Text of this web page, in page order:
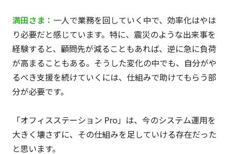
満田さま： 一人で業務を回していく中で、効率化はやは
り必要だと感じています。特に、震災のような出来事を
経験すると、顧問先が減ることもあれば、逆に急に負荷
が高まることもある。そうした変化の中でも、自分がや
るべき支援を続けていくには、仕組みで助けてもらう部
分が必要です。
「オフィスステーション Pro」は、今のシステム運用を
大きく壊さずに、その仕組みを足していける存在だった
と思います。